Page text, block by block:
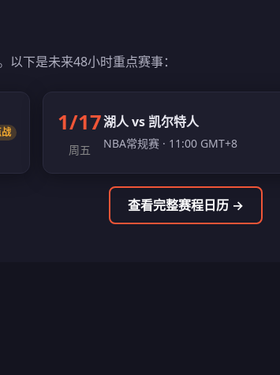
下是未来48小时重点赛事：
1/17
周五
湖人 vs 凯尔特人
NBA常规赛 · 11:00 GMT+8
查看完整赛程日历 →